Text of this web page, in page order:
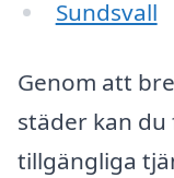
Sundsvall
Genom att
städer kan
tillgängliga